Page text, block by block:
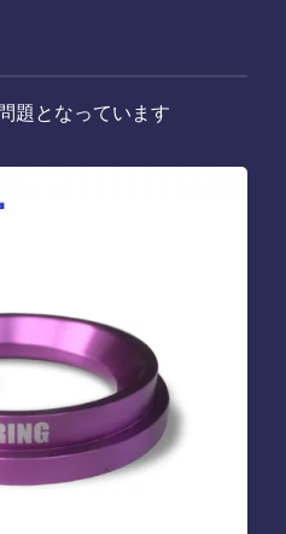
題となっています